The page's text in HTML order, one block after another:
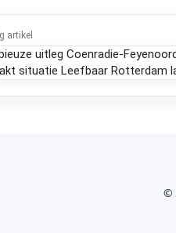
artikel
uitleg Coenradie-
situatie Leefbaar Rotterdam
©